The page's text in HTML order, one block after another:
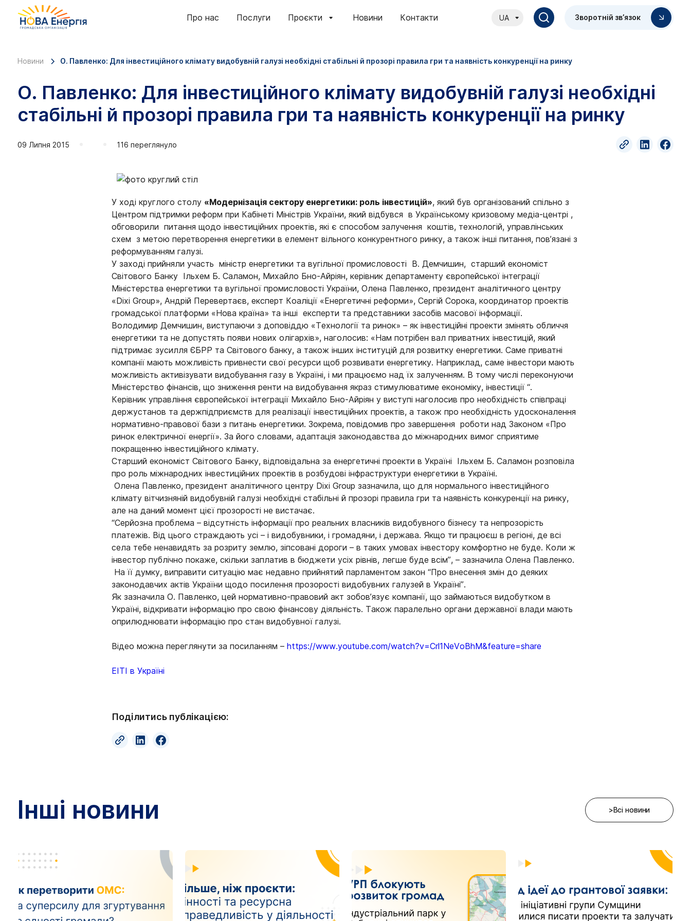
Про нас Послуги Проєкти Новини Контакти UA Зворотній зв’язок
Новини О. Павленко: Для інвестиційного клімату видобувній галузі необхідні стабільні й прозорі правила гри та наявність конкуренції на ринку
О. Павленко: Для інвестиційного клімату видобувній галузі необхідні
стабільні й прозорі правила гри та наявність конкуренції на ринку
09 Липня 2015 116 переглянуло
У ході круглого столу «Модернізація сектору енергетики: роль інвестицій», який був організований спільно з
Центром підтримки реформ при Кабінеті Міністрів України, який відбувся в Українському кризовому медіа-центрі ,
обговорили питання щодо інвестиційних проектів, які є способом залучення коштів, технологій, управлінських
схем з метою перетворення енергетики в елемент вільного конкурентного ринку, а також інші питання, пов’язані з
реформуванням галузі.
У заході прийняли участь міністр енергетики та вугільної промисловості В. Демчишин, старший економіст
Світового Банку Ільхем Б. Саламон, Михайло Бно-Айріян, керівник департаменту європейської інтеграції
Міністерства енергетики та вугільної промисловості України, Олена Павленко, президент аналітичного центру
«Dixi Group», Андрій Перевертаєв, експерт Коаліції «Енергетичні реформи», Cергій Сорока, координатор проектів
громадської платформи «Нова країна» та інші експерти та представники засобів масової інформації.
Володимир Демчишин, виступаючи з доповіддю «Технології та ринок» – як інвестиційні проекти змінять обличчя
енергетики та не допустять появи нових олігархів», наголосив: «Нам потрібен вал приватних інвестицій, який
підтримає зусилля ЄБРР та Світового банку, а також інших інституцій для розвитку енергетики. Саме приватні
компанії мають можливість привнести свої ресурси щоб розвивати енергетику. Наприклад, саме інвестори мають
можливість активізувати видобування газу в Україні, і ми працюємо над їх залученням. В тому числі переконуючи
Міністерство фінансів, що зниження ренти на видобування якраз стимулюватиме економіку, інвестиції “.
Керівник управління європейської інтеграції Михайло Бно-Айріян у виступі наголосив про необхідність співпраці
держустанов та держпідприємств для реалізації інвестиційних проектів, а також про необхідність удосконалення
нормативно-правової бази з питань енергетики. Зокрема, повідомив про завершення роботи над Законом «Про
ринок електричної енергії». За його словами, адаптація законодавства до міжнародних вимог сприятиме
покращенню інвестиційного клімату.
Старший економіст Світового Банку, відповідальна за енергетичні проекти в Україні Ільхем Б. Саламон розповіла
про роль міжнародних інвестиційних проектів в розбудові інфраструктури енергетики в Україні.
Олена Павленко, президент аналітичного центру Dixi Group зазначила, що для нормального інвестиційного
клімату вітчизняній видобувній галузі необхідні стабільні й прозорі правила гри та наявність конкуренції на ринку,
але на даний момент цієї прозорості не вистачає.
“Серйозна проблема – відсутність інформації про реальних власників видобувного бізнесу та непрозорість
платежів. Від цього страждають усі – і видобувники, і громадяни, і держава. Якщо ти працюєш в регіоні, де всі
села тебе ненавидять за розриту землю, зіпсовані дороги – в таких умовах інвестору комфортно не буде. Коли ж
інвестор публічно покаже, скільки заплатив в бюджети усіх рівнів, легше буде всім”, – зазначила Олена Павленко.
На її думку, виправити ситуацію має недавно прийнятий парламентом закон “Про внесення змін до деяких
законодавчих актів України щодо посилення прозорості видобувних галузей в Україні”.
Як зазначила О. Павленко, цей нормативно-правовий акт зобов’язує компанії, що займаються видобутком в
Україні, відкривати інформацію про свою фінансову діяльність. Також паралельно органи державної влади мають
оприлюднювати інформацію про стан видобувної галузі.
Відео можна переглянути за посиланням – https://www.youtube.com/watch?v=Crl1NeVoBhM&feature=share
ЕІТІ в Україні
Поділитись публікацією:
Інші новини >Всі новини